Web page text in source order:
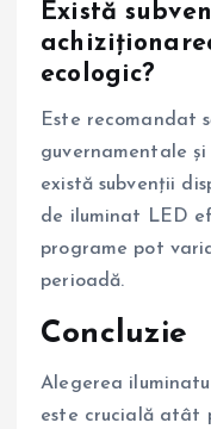
Există
ecologic?
Este recomandat
guvernamentale
există subvenții
de iluminat LED
programe pot
perioadă.
Concluzie
Alegerea
este crucială atât